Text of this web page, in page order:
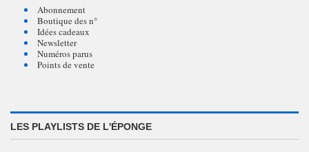
Abonnement
Boutique des n°
Idées cadeaux
Newsletter
Numéros parus
Points de vente
LES PLAYLISTS DE L'ÉPONGE